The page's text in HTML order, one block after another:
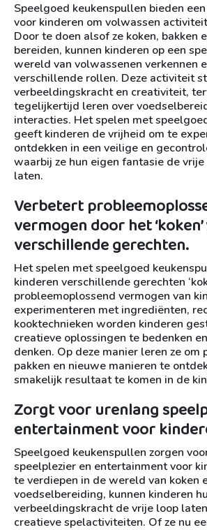
Speelgoed keukenspullen bieden
voor kinderen om volwassen
Door te doen alsof ze koken, bakken
bereiden, kunnen kinderen op een
wereld van volwassenen verkennen
verschillende rollen. Deze activiteit
verbeeldingskracht en creativiteit,
tegelijkertijd leren over
interacties. Het spelen met
geeft kinderen de vrijheid om te
ontdekken in een veilige en
waarbij ze hun eigen fantasie de vrije
laten.
Verbetert
vermogen door het
verschillende gerechten.
Het spelen met speelgoed
kinderen verschillende gerechten
probleemoplossend vermogen van
experimenteren met ingrediënten,
kooktechnieken worden kinderen
creatieve oplossingen te bedenken
denken. Op deze manier leren ze om
pakken en nieuwe manieren te
smakelijk resultaat te komen in de
Zorgt voor urenlang
entertainment voor
Speelgoed keukenspullen zorgen
speelplezier en entertainment voor
te verdiepen in de wereld van koken
voedselbereiding, kunnen kinderen
verbeeldingskracht de vrije loop
creatieve spelactiviteiten. Of ze nu